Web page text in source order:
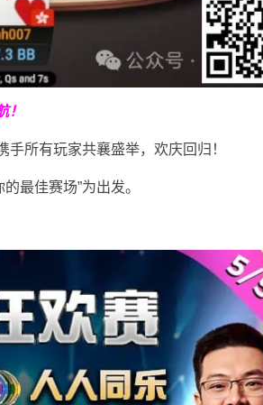
！
手所有玩家共襄盛举，欢庆回归！
最佳赛场”为出发。